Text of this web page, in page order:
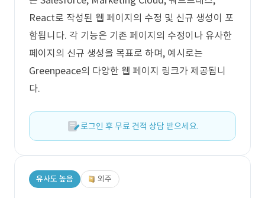
React로 작성된 웹 페이지의 수정 및 신규 생성이 포
함됩니다. 각 기능은 기존 페이지의 수정이나 유사한
페이지의 신규 생성을 목표로 하며, 예시로는
Greenpeace의 다양한 웹 페이지 링크가 제공됩니
다.
로그인 후 무료 견적 상담 받으세요.
유사도 높음 외주